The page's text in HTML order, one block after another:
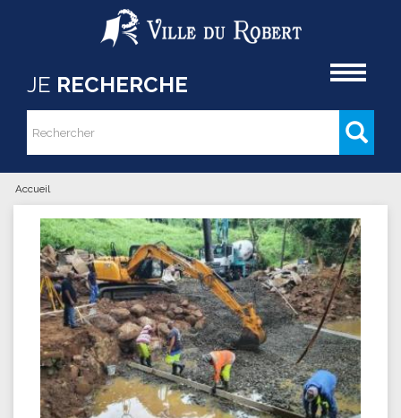
Aller au contenu principal
JE RECHERCHE
Formulaire de recherche
Rechercher
Vous êtes ici
Accueil